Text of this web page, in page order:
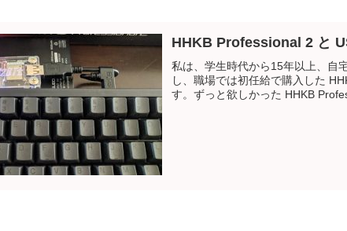
HHKB Professional 2 と
私は、学生時代から15年以上、自
し、職場では初任給で購入した
す。ずっと欲しかった HHKB